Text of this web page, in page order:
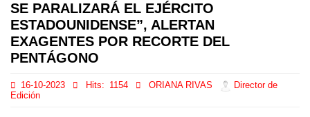
SE PARALIZARÁ EL EJÉRCITO
ESTADOUNIDENSE”, ALERTAN
EXAGENTES POR RECORTE DEL
PENTÁGONO
16-10-2023 Hits: 1154 ORIANA RIVAS
Director de
Edición